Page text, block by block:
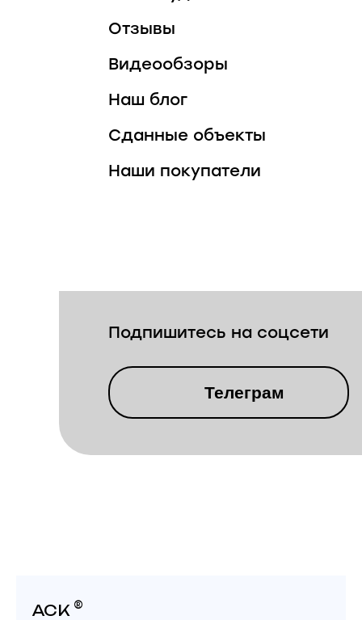
Отзывы
Видеообзоры
Наш блог
Сданные объекты
Наши покупатели
Телеграм
Подпишитесь на соцсети
АСК ®